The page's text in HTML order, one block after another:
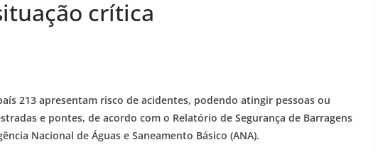
crítica
213 apresentam risco de acidentes, podendo atingir pessoas ou
e pontes, de acordo com o Relatório de Segurança de Barragens
Nacional de Águas e Saneamento Básico (ANA).